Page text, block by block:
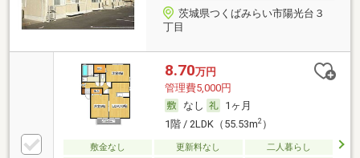
茨城県つくばみらい市陽光台３
丁目
8.70万円
管理費5,000円
なし
1ヶ月
1階 / 2LDK（55.53m2）
敷金なし 更新料なし
二人暮らし